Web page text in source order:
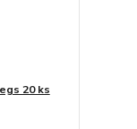
20 ks